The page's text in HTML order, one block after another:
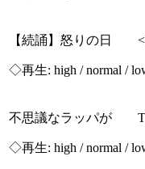
【続誦】怒りの日
◇再生: high / normal /
不思議なラッパが
◇再生: high / normal /